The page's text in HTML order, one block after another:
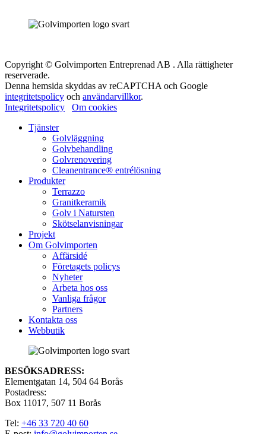
Copyright © Golvimporten Entreprenad AB . Alla rättigheter
reserverade.
Denna hemsida skyddas av reCAPTCHA och Google
integritetspolicy och användarvillkor.
Integritetspolicy
Om cookies
Tjänster
Golvläggning
Golvbehandling
Golvrenovering
Cleanentrance® entrélösning
Produkter
Terrazzo
Granitkeramik
Golv i Natursten
Skötselanvisningar
Projekt
Om Golvimporten
Affärsidé
Företagets policys
Nyheter
Arbeta hos oss
Vanliga frågor
Partners
Kontakta oss
Webbutik
BESÖKSADRESS:
Elementgatan 14, 504 64 Borås
Postadress:
Box 11017, 507 11 Borås
Tel: +46 33 720 40 60